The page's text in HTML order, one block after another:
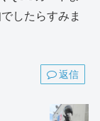
したらすみま
返信